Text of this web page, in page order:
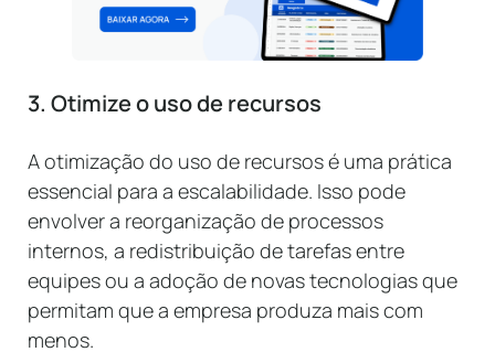
3. Otimize o uso de recursos
A otimização do uso de recursos é uma prática
essencial para a escalabilidade. Isso pode
envolver a reorganização de processos
internos, a redistribuição de tarefas entre
equipes ou a adoção de novas tecnologias que
permitam que a empresa produza mais com
menos.